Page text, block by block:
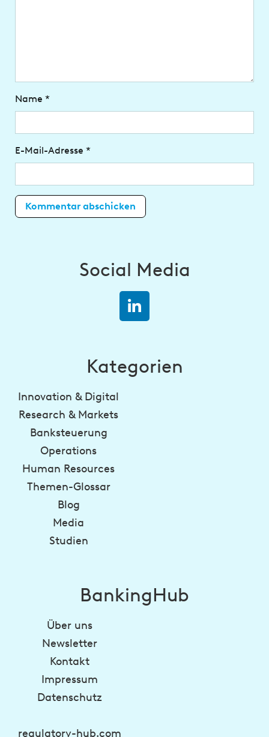
Name *
E-Mail-Adresse *
Social Media
Kategorien
Innovation & Digital
Research & Markets
Banksteuerung
Operations
Human Resources
Themen-Glossar
Blog
Media
Studien
BankingHub
Über uns
Newsletter
Kontakt
Impressum
Datenschutz
regulatory-hub.com